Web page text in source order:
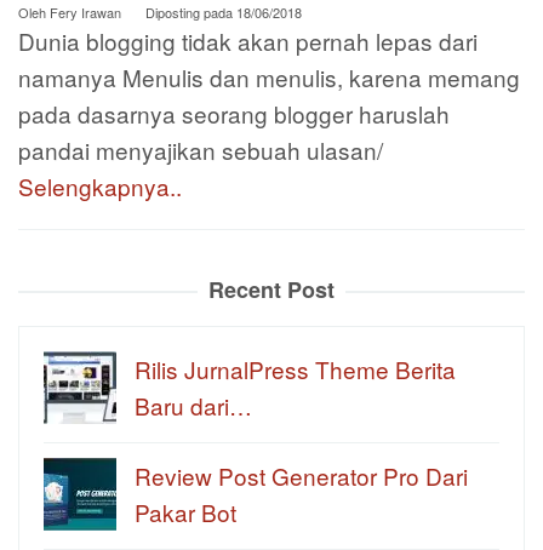
Oleh Fery Irawan Diposting pada 18/06/2018
Dunia blogging tidak akan pernah lepas dari
namanya Menulis dan menulis, karena memang
pada dasarnya seorang blogger haruslah
pandai menyajikan sebuah ulasan/
Selengkapnya..
Recent Post
Rilis JurnalPress Theme Berita
Baru dari…
Review Post Generator Pro Dari
Pakar Bot